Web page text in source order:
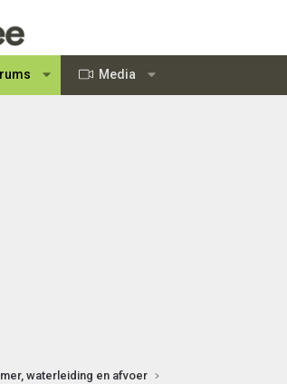
Media
waterleiding en afvoer